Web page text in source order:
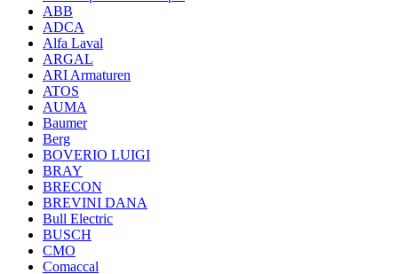
ABB
ADCA
Alfa Laval
ARGAL
ARI Armaturen
ATOS
AUMA
Baumer
Berg
BOVERIO LUIGI
BRAY
BRECON
BREVINI DANA
Bull Electric
BUSCH
CMO
Comaccal